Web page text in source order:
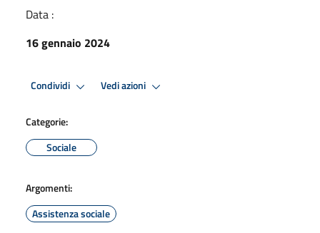
Data :
16 gennaio 2024
Condividi Vedi azioni
Categorie:
Sociale
Argomenti:
Assistenza sociale